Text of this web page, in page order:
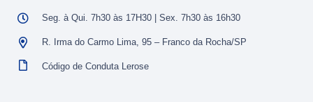
Seg. à Qui. 7h30 às 17H30 | Sex. 7h30 às 16h30
R. Irma do Carmo Lima, 95 – Franco da Rocha/SP
Código de Conduta Lerose